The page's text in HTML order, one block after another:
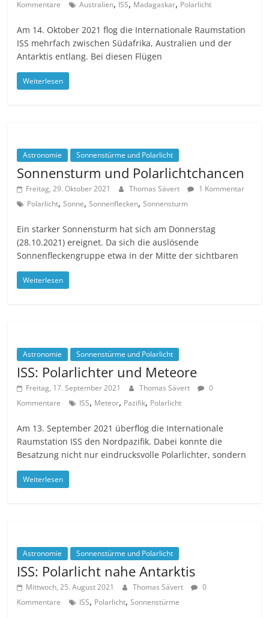
Kommentare Australien, ISS, Madagaskar, Polarlicht
Am 14. Oktober 2021 flog die Internationale Raumstation
ISS mehrfach zwischen Südafrika, Australien und der
Antarktis entlang. Bei diesen Flügen
Weiterlesen
Astronomie Sonnenstürme und Polarlicht
Sonnensturm und Polarlichtchancen
Freitag, 29. Oktober 2021 Thomas Sävert
1 Kommentar
Polarlicht,Sonne,Sonnenflecken,Sonnensturm
Ein starker Sonnensturm hat sich am Donnerstag
(28.10.2021) ereignet. Da sich die auslösende
Sonnenfleckengruppe etwa in der Mitte der sichtbaren
Weiterlesen
Astronomie Sonnenstürme und Polarlicht
ISS: Polarlichter und Meteore
Freitag, 17. September 2021 Thomas Sävert
0
Kommentare
ISS, Meteor, Pazifik, Polarlicht
Am 13. September 2021 überflog die Internationale
Raumstation ISS den Nordpazifik. Dabei konnte die
Besatzung nicht nur eindrucksvolle Polarlichter, sondern
Weiterlesen
Astronomie Sonnenstürme und Polarlicht
ISS: Polarlicht nahe Antarktis
Mittwoch, 25. August 2021 Thomas Sävert
0
Kommentare
ISS, Polarlicht,Sonnenstürme